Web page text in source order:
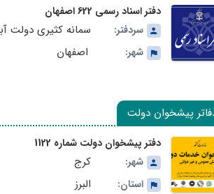
دفتر اسناد رسمی 622 اصفهان
سردفتر:
سمانه کثیری دولت
شهر: اصفهان
پیشخوان دولت
دفتر پیشخوان دولت شماره 1122
شهر:
کرج
استان: البرز